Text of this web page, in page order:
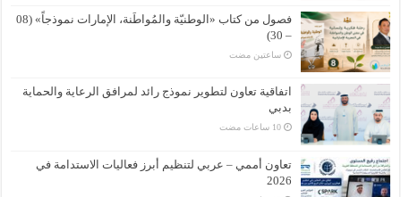
فصول من كتاب «الوطنيّة والمُواطَنة، الإمارات نموذجاً» (08
– 30)
‏ساعتين مضت
اتفاقية تعاون لتطوير نموذج رائد لمرافق الرعاية والحماية
بدبي
تعاون أممي – عربي لتنظيم أبرز فعاليات الاستدامة في
2026